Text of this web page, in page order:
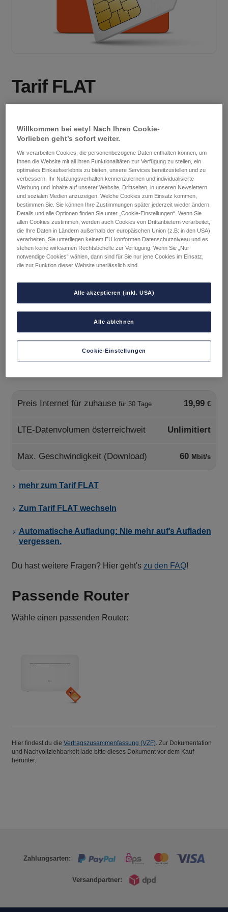
Tarif FLAT
inkl. 20 % MwSt. Lieferbedingungen
Keine Servicepauschale.
Kein Aktivierungsentgelt.
Internet für zuhause.
Mit SIM-Karte
Mit eSIM (Voraussetzung: eSIM-fähiges Gerät)
FLAT
Menge
In den Warenkorb
Preis Internet für zuhause für 30 Tage 19,99 €
LTE-Datenvolumen österreichweit Unlimitiert
Max. Geschwindigkeit (Download) 60 Mbit/s
mehr zum Tarif FLAT
Zum Tarif FLAT wechseln
Automatische Aufladung: Nie mehr auf’s Aufladen
vergessen.
Du hast weitere Fragen? Hier geht's zu den FAQ!
Passende Router
Wähle einen passenden Router:
Hier findest du die Vertragszusammenfassung (VZF). Zur Dokumentation
und Nachvollziehbarkeit lade bitte dieses Dokument vor dem Kauf
herunter.
Zahlungsarten:
Versandpartner:
Willkommen bei eety! Nach Ihren Cookie-
Vorlieben geht’s sofort weiter.
Wir verarbeiten Cookies, die personenbezogene Daten enthalten können, um
Ihnen die Website mit all ihren Funktionalitäten zur Verfügung zu stellen, ein
optimales Einkaufserlebnis zu bieten, unsere Services bereitzustellen und zu
verbessern, Ihr Nutzungsverhalten kennenzulernen und individualisierte
Werbung und Inhalte auf unserer Website, Drittseiten, in unseren Newslettern
und sozialen Medien anzuzeigen. Welche Cookies zum Einsatz kommen,
bestimmen Sie. Sie können Ihre Zustimmungen später jederzeit wieder ändern.
Details und alle Optionen finden Sie unter „Cookie-Einstellungen“. Wenn Sie
allen Cookies zustimmen, werden auch Cookies von Drittanbietern verarbeitet,
die Ihre Daten in Ländern außerhalb der europäischen Union (z.B: in den USA)
verarbeiten. Sie unterliegen keinem EU konformen Datenschutzniveau und es
stehen keine wirksamen Rechtsbehelfe zur Verfügung. Wenn Sie „Nur
notwendige Cookies“ wählen, dann sind für Sie nur jene Cookies im Einsatz,
die zur Funktion dieser Website unerlässlich sind.
Alle ablehnen
Alle akzeptieren (inkl. USA)
Cookie-Einstellungen